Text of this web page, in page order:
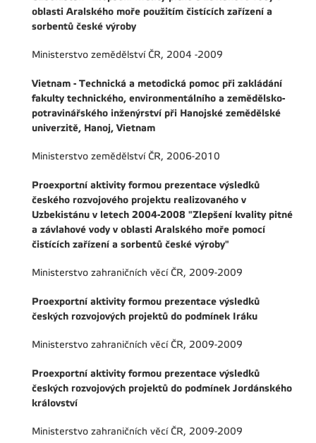
oblasti Aralského moře použitím čistících zařízení a
sorbentů české výroby
Ministerstvo zemědělství ČR, 2004 -2009
Vietnam - Technická a metodická pomoc při zakládání
fakulty technického, environmentálního a zemědělsko-
potravinářského inženýrství při Hanojské zemědělské
univerzitě, Hanoj, Vietnam
Ministerstvo zemědělství ČR, 2006-2010
Proexportní aktivity formou prezentace výsledků
českého rozvojového projektu realizovaného v
Uzbekistánu v letech 2004-2008 "Zlepšení kvality pitné
a závlahové vody v oblasti Aralského moře pomocí
čistících zařízení a sorbentů české výroby"
Ministerstvo zahraničních věcí ČR, 2009-2009
Proexportní aktivity formou prezentace výsledků
českých rozvojových projektů do podmínek Iráku
Ministerstvo zahraničních věcí ČR, 2009-2009
Proexportní aktivity formou prezentace výsledků
českých rozvojových projektů do podmínek Jordánského
království
Ministerstvo zahraničních věcí ČR, 2009-2009